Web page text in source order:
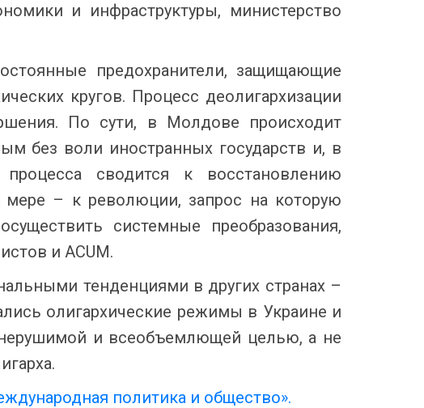
и инфраструктуры, министерство
предохранители, защищающие
кругов. Процесс деолигархизации
По сути, в Молдове происходит
без воли иностранных государств и, в
сводится к восстановлению
мере – к революции, запрос на которую
системные преобразования,
и ACUM.
тенденциями в других странах –
олигархические режимы в Украине и
нерушимой и всеобъемлющей целью, а не
политика и общество».